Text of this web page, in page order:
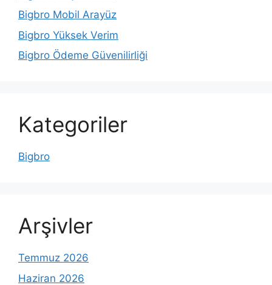
Bigbro Mobil Arayüz
Bigbro Yüksek Verim
Bigbro Ödeme Güvenilirliği
Kategoriler
Bigbro
Arşivler
Temmuz 2026
Haziran 2026